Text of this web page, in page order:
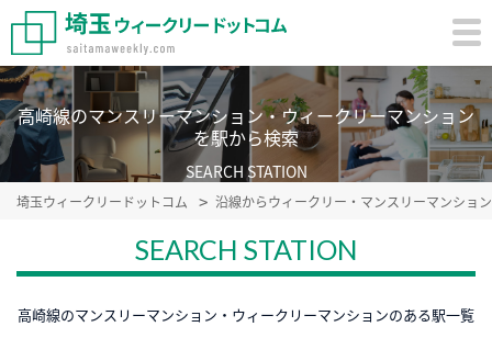
高崎線のマンスリーマンション・ウィークリーマンション
を駅から検索
SEARCH STATION
埼玉ウィークリードットコム 沿線からウィークリー・マンスリーマンショ
SEARCH STATION
高崎線のマンスリーマンション・ウィークリーマンションのある駅一覧